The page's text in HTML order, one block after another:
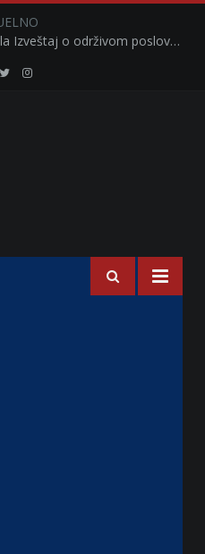
Kompanija Delez Srbija objavila Izveštaj o održivom poslovanju za 2025. godinu Briga o zajednici kroz program „Hrana za sve“ i edukaciju učenika
RetailRetail